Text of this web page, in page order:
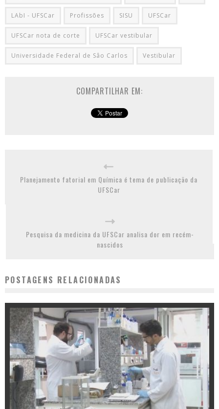
LAbI - UFSCar Profissões SISU UFSCar
UFSCar nota de corte UFSCar vestibular
Universidade Federal de Sâo Carlos Vestibular
COMPARTILHAR EM:
Planejamento fatorial em Química é tema de publicação da
UFSCar
Pesquisa da medicina da UFSCar analisa dor em recém-
nascidos
POSTAGENS RELACIONADAS